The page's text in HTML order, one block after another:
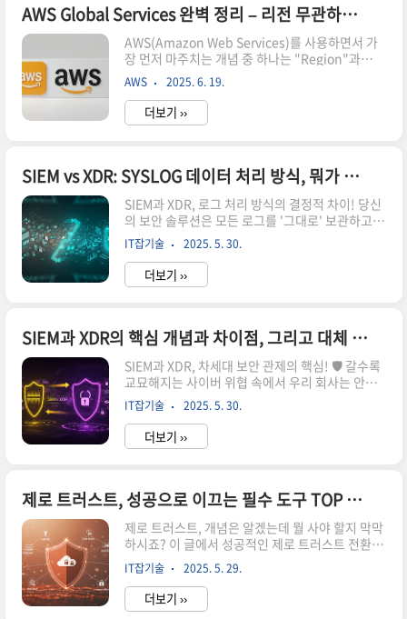
셋에서 발견단일 파일에만 35억 개 이상의 비밀번
호 포함역대 최대 수준의 개인정보 유출 사고이 숫
자가 얼마나 큰지 감이 안 오시나요? 전 세계 인구
가 약 80억 명인데, 그 두 배에 해당하는 로그인 정
보가 유출된 겁니다. 물론 한 사람이 여러 계정을 가
지고 있으니까요.피해를 입은 주요 플랫폼들🍎 애
플 (Apple ID..
AWS Global Services 완벽 정리 – 리전 무관하게 작동하는 핵심 서비스들
AWS(Amazon Web Services)를 사용하면서 가
장 먼저 마주치는 개념 중 하나는 "Region"과
"Global Service"의 차이입니다. 대부분의 AWS
서비스는 특정 리전에 종속되어 있지만, 일부는 리
전과 무관하게 전 세계 어디서나 동일하게 작동하
는 Global Services입니다.이번 포스팅에서는
다.✅ Global Service란 무엇인가?AWS Global
Service는 특정 리전에 종속되지 않고 전 세계 어
디서나 동일하게 사용할 수 있는 서비스를 의미합
니다. 이들 서비스는 글로벌 네트워크 또는 계정 단
위로 작동하며, 한 번 설정하면 모든 리전에서 동일
하게 반영됩니다.🌐..
AWS 2025. 6. 19.
더보기 ››
SIEM vs XDR: SYSLOG 데이터 처리 방식, 뭐가 다를까?
SIEM과 XDR, 로그 처리 방식의 결정적 차이! 당신
의 보안 솔루션은 모든 로그를 '그대로' 보관하고
있나요, 아니면 '선별'해서 가공하고 있나요? 이 두
시스템의 SYSLOG 처리 방식 차이를 이해하면 당
신의 데이터 활용 전략이 달라집니다.요즘 보안 담
당자분들 만나 뵙다 보면 SIEM과 XDR, 이 두 가지
요. "어차피 둘 다 로그 수집하는 거 아니야?" 하고
생각하실 수도 있는데, 솔직히 말해서 큰 차이가 있
습니다. 저도 처음엔 뭐가 뭔지 복잡하게 느껴졌는
데, 알고 나면 이 둘의 역할과 강점을 명확히 이해할
수 있답니다. 😊이 글에서는 SIEM과 XDR이
SYSLOG를 비롯한 보안 데이터를 어떻..
IT잡기술 2025. 5. 30.
더보기 ››
SIEM과 XDR의 핵심 개념과 차이점, 그리고 대체 가능할까?
SIEM과 XDR, 차세대 보안 관제의 핵심! 🛡️ 갈수록
교묘해지는 사이버 위협 속에서 우리 회사는 안전
할까요? SIEM과 XDR이 어떻게 기업 보안을 책임
지는지, 두 솔루션의 차이점과 최적의 활용 전략을
쉽고 친근하게 알려드릴게요!솔직히 말해서, 요즘
뉴스 보면 사이버 공격 얘기가 끊이질 않잖아요?
방화벽 하나면 충분하다고 생각했던 적도 있는데,
이제는 어림도 없죠! 이렇게 복잡하고 고도화되는
위협 속에서 우리 기업의 소중한 정보 자산을 어떻
게 지켜야 할지, 다들 고민이 많으실 것 같아요.저
도 처음엔 SIEM이니 XDR이니 하는 용어들이 너무
어렵게 느껴졌거든요. 그런데 알고 보면 이게 다
우..
IT잡기술 2025. 5. 30.
더보기 ››
제로 트러스트, 성공으로 이끄는 필수 도구 TOP 5 완벽 가이드
제로 트러스트, 개념은 알겠는데 뭘 사야 할지 막막
하시죠? 이 글에서 성공적인 제로 트러스트 전환을
위한 필수 도구 TOP 5를 쉽고 친근하게 알려드립
니다. 수많은 보안 솔루션 속에서 길을 잃지 않도
록, 제가 직접 경험한 꿀팁과 함께 필요한 도구들을
콕 집어드릴게요! 😊"절대 믿지 말고 항상 검증하
IT잡기술 2025. 5. 29.
더보기 ››